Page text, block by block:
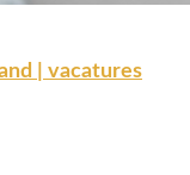
| vacatures